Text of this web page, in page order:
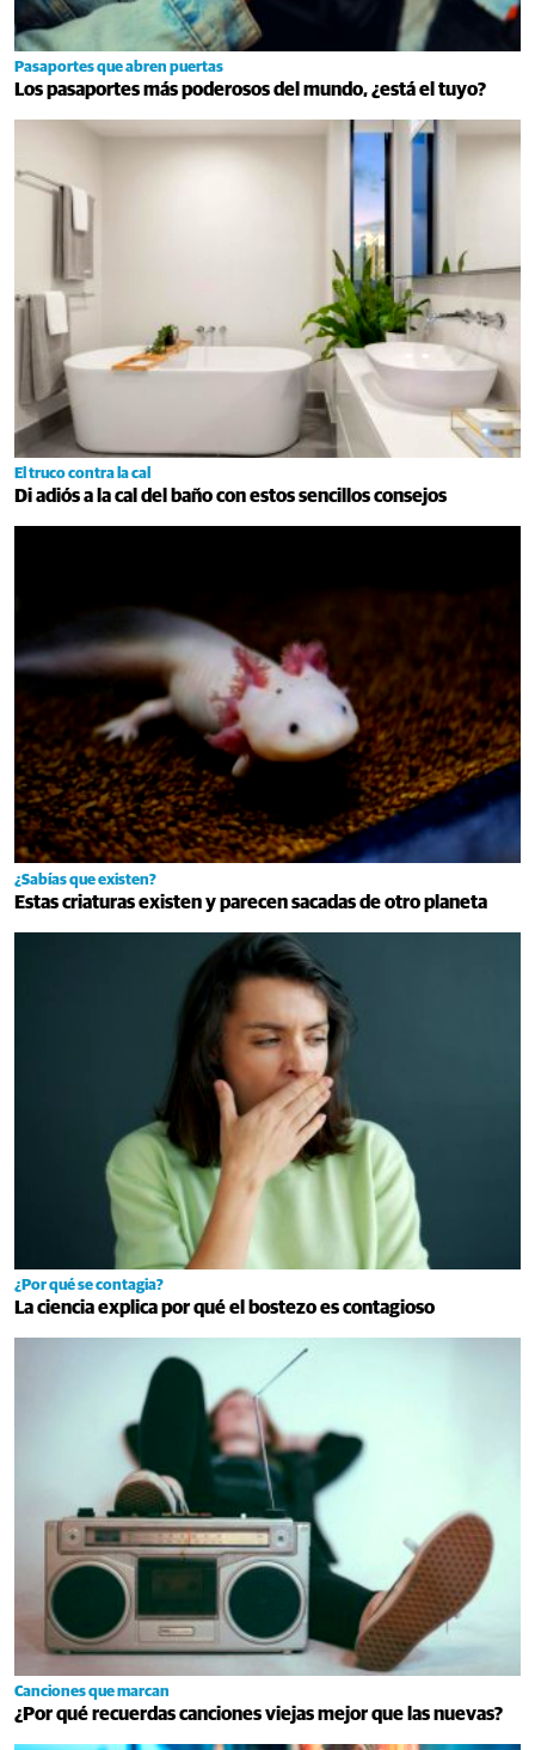
Pasaportes que abren puertas
Los pasaportes más poderosos del mundo, ¿está el tuyo?
El truco contra la cal
Di adiós a la cal del baño con estos sencillos consejos
¿Sabías que existen?
Estas criaturas existen y parecen sacadas de otro planeta
¿Por qué se contagia?
La ciencia explica por qué el bostezo es contagioso
Canciones que marcan
¿Por qué recuerdas canciones viejas mejor que las nuevas?